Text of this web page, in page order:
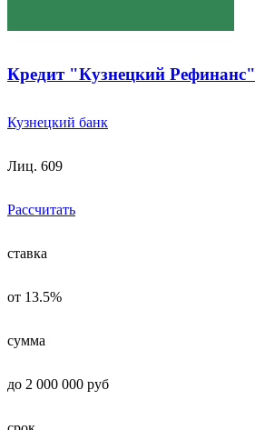
Кредит "Кузнецкий Рефинанс"
Кузнецкий банк
Лиц. 609
Рассчитать
ставка
от 13.5%
сумма
до 2 000 000 руб